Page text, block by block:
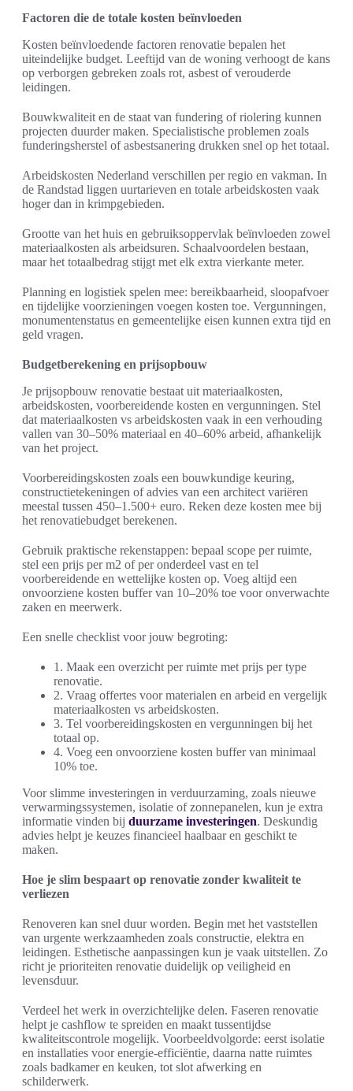
Factoren die de totale kosten beïnvloeden
Kosten beïnvloedende factoren renovatie bepalen het
uiteindelijke budget. Leeftijd van de woning verhoogt de kans
op verborgen gebreken zoals rot, asbest of verouderde
leidingen.
Bouwkwaliteit en de staat van fundering of riolering kunnen
projecten duurder maken. Specialistische problemen zoals
funderingsherstel of asbestsanering drukken snel op het totaal.
Arbeidskosten Nederland verschillen per regio en vakman. In
de Randstad liggen uurtarieven en totale arbeidskosten vaak
hoger dan in krimpgebieden.
Grootte van het huis en gebruiksoppervlak beïnvloeden zowel
materiaalkosten als arbeidsuren. Schaalvoordelen bestaan,
maar het totaalbedrag stijgt met elk extra vierkante meter.
Planning en logistiek spelen mee: bereikbaarheid, sloopafvoer
en tijdelijke voorzieningen voegen kosten toe. Vergunningen,
monumentenstatus en gemeentelijke eisen kunnen extra tijd en
geld vragen.
Budgetberekening en prijsopbouw
Je prijsopbouw renovatie bestaat uit materiaalkosten,
arbeidskosten, voorbereidende kosten en vergunningen. Stel
dat materiaalkosten vs arbeidskosten vaak in een verhouding
vallen van 30–50% materiaal en 40–60% arbeid, afhankelijk
van het project.
Voorbereidingskosten zoals een bouwkundige keuring,
constructietekeningen of advies van een architect variëren
meestal tussen 450–1.500+ euro. Reken deze kosten mee bij
het renovatiebudget berekenen.
Gebruik praktische rekenstappen: bepaal scope per ruimte,
stel een prijs per m2 of per onderdeel vast en tel
voorbereidende en wettelijke kosten op. Voeg altijd een
onvoorziene kosten buffer van 10–20% toe voor onverwachte
zaken en meerwerk.
Een snelle checklist voor jouw begroting:
1. Maak een overzicht per ruimte met prijs per type
renovatie.
2. Vraag offertes voor materialen en arbeid en vergelijk
materiaalkosten vs arbeidskosten.
3. Tel voorbereidingskosten en vergunningen bij het
totaal op.
4. Voeg een onvoorziene kosten buffer van minimaal
10% toe.
Voor slimme investeringen in verduurzaming, zoals nieuwe
verwarmingssystemen, isolatie of zonnepanelen, kun je extra
informatie vinden bij duurzame investeringen. Deskundig
advies helpt je keuzes financieel haalbaar en geschikt te
maken.
Hoe je slim bespaart op renovatie zonder kwaliteit te
verliezen
Renoveren kan snel duur worden. Begin met het vaststellen
van urgente werkzaamheden zoals constructie, elektra en
leidingen. Esthetische aanpassingen kun je vaak uitstellen. Zo
richt je prioriteiten renovatie duidelijk op veiligheid en
levensduur.
Verdeel het werk in overzichtelijke delen. Faseren renovatie
helpt je cashflow te spreiden en maakt tussentijdse
kwaliteitscontrole mogelijk. Voorbeeldvolgorde: eerst isolatie
en installaties voor energie-efficiëntie, daarna natte ruimtes
zoals badkamer en keuken, tot slot afwerking en
schilderwerk.